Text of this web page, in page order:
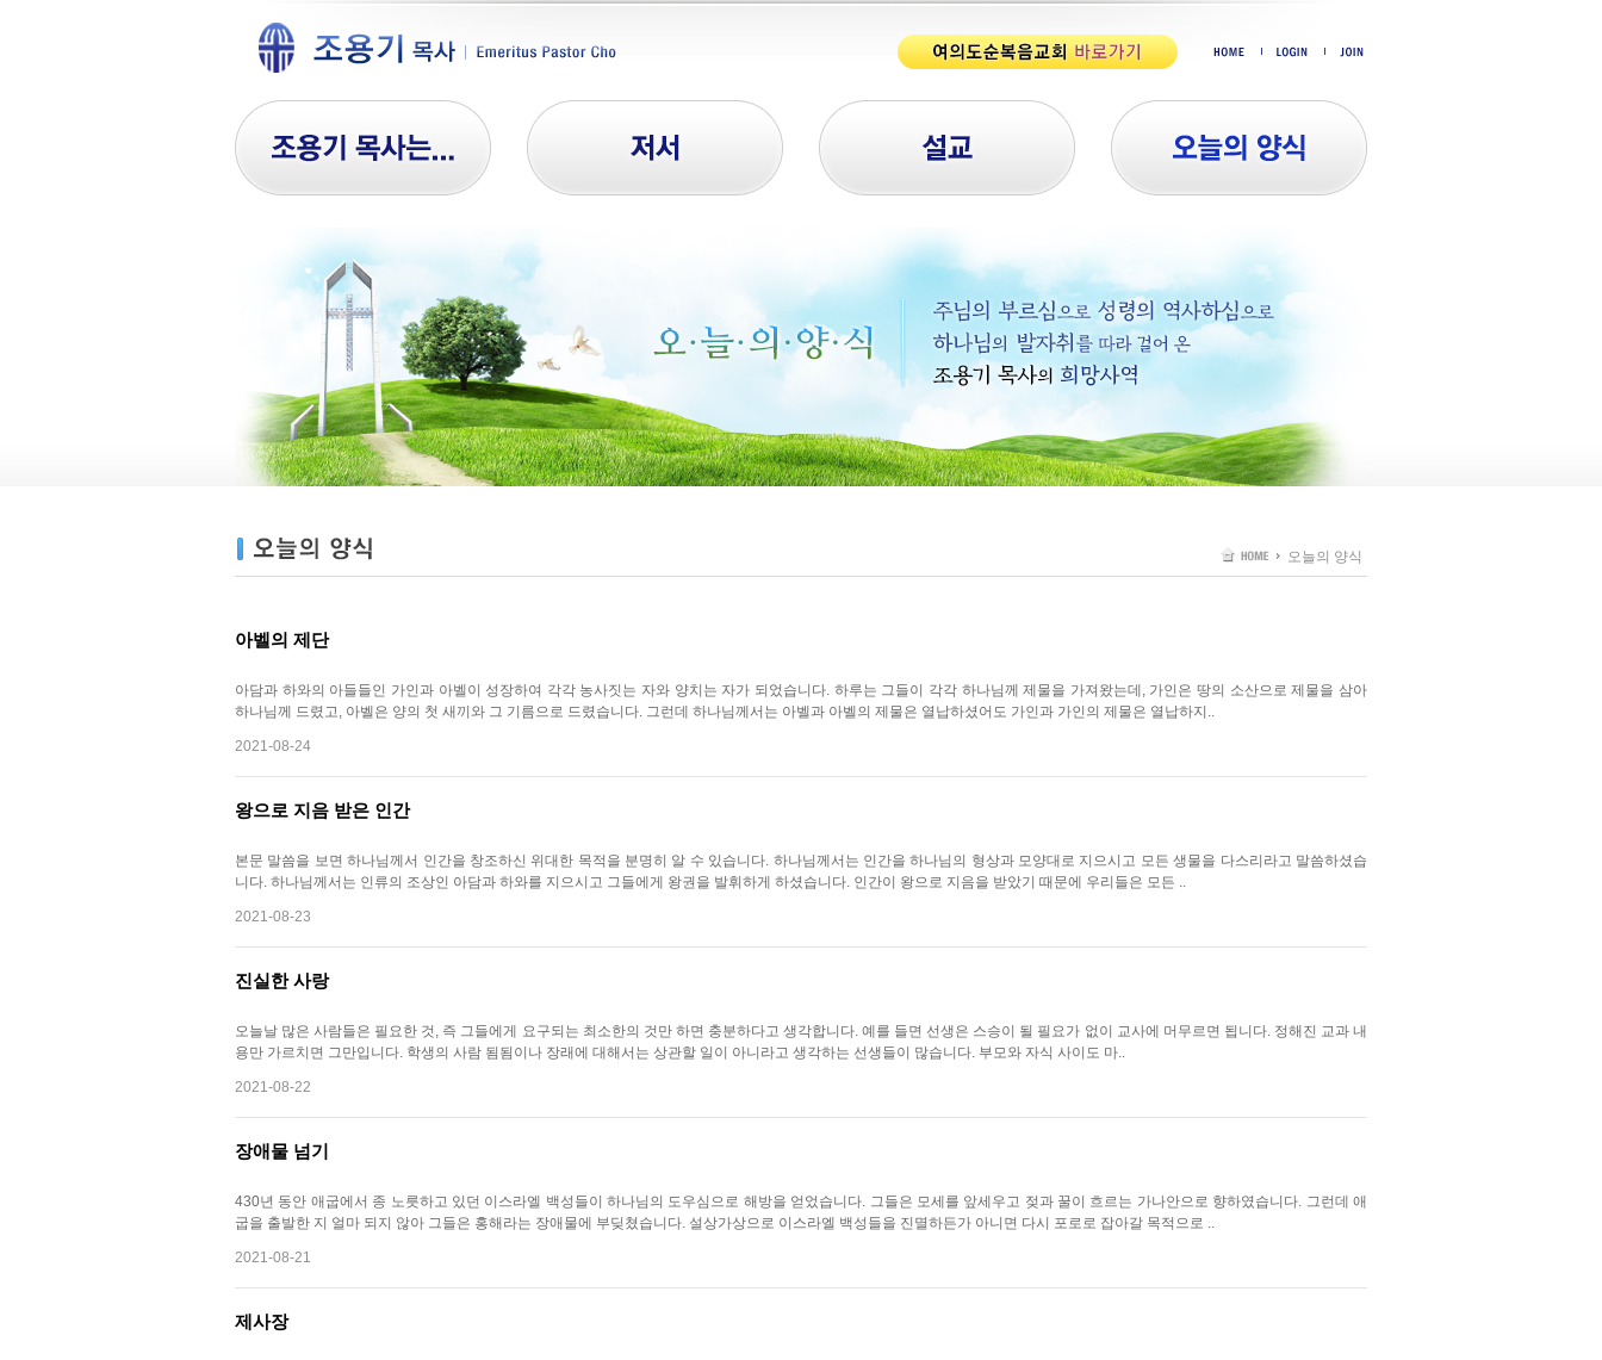
오늘의 양식
아벨의 제단
아담과 하와의 아들들인 가인과 아벨이 성장하여 각각 농사짓는 자와 양치는 자가 되었습니다. 하루는 그들이 각각 하나님께 제물을 가져왔는데, 가인은 땅의 소산으로 제물을 삼아
하나님께 드렸고, 아벨은 양의 첫 새끼와 그 기름으로 드렸습니다. 그런데 하나님께서는 아벨과 아벨의 제물은 열납하셨어도 가인과 가인의 제물은 열납하지..
2021-08-24
왕으로 지음 받은 인간
본문 말씀을 보면 하나님께서 인간을 창조하신 위대한 목적을 분명히 알 수 있습니다. 하나님께서는 인간을 하나님의 형상과 모양대로 지으시고 모든 생물을 다스리라고 말씀하셨습
니다. 하나님께서는 인류의 조상인 아담과 하와를 지으시고 그들에게 왕권을 발휘하게 하셨습니다. 인간이 왕으로 지음을 받았기 때문에 우리들은 모든 ..
2021-08-23
진실한 사랑
오늘날 많은 사람들은 필요한 것, 즉 그들에게 요구되는 최소한의 것만 하면 충분하다고 생각합니다. 예를 들면 선생은 스승이 될 필요가 없이 교사에 머무르면 됩니다. 정해진 교과 내
용만 가르치면 그만입니다. 학생의 사람 됨됨이나 장래에 대해서는 상관할 일이 아니라고 생각하는 선생들이 많습니다. 부모와 자식 사이도 마..
2021-08-22
장애물 넘기
430년 동안 애굽에서 종 노릇하고 있던 이스라엘 백성들이 하나님의 도우심으로 해방을 얻었습니다. 그들은 모세를 앞세우고 젖과 꿀이 흐르는 가나안으로 향하였습니다. 그런데 애
굽을 출발한 지 얼마 되지 않아 그들은 홍해라는 장애물에 부딪쳤습니다. 설상가상으로 이스라엘 백성들을 진멸하든가 아니면 다시 포로로 잡아갈 목적으로 ..
2021-08-21
제사장